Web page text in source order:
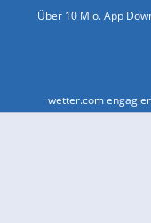
Über 10 Mio. App
wetter.com